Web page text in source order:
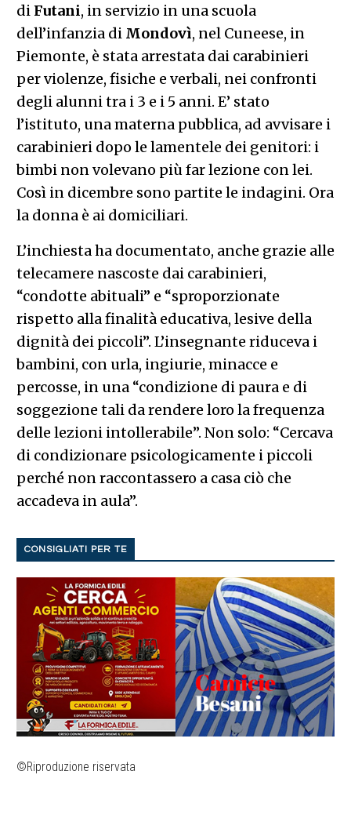
di Futani, in servizio in una scuola
dell’infanzia di Mondovì, nel Cuneese, in
Piemonte, è stata arrestata dai carabinieri
per violenze, fisiche e verbali, nei confronti
degli alunni tra i 3 e i 5 anni. E’ stato
l’istituto, una materna pubblica, ad avvisare i
carabinieri dopo le lamentele dei genitori: i
bimbi non volevano più far lezione con lei.
Così in dicembre sono partite le indagini. Ora
la donna è ai domiciliari.
L’inchiesta ha documentato, anche grazie alle
telecamere nascoste dai carabinieri,
“condotte abituali” e “sproporzionate
rispetto alla finalità educativa, lesive della
dignità dei piccoli”. L’insegnante riduceva i
bambini, con urla, ingiurie, minacce e
percosse, in una “condizione di paura e di
soggezione tali da rendere loro la frequenza
delle lezioni intollerabile”. Non solo: “Cercava
di condizionare psicologicamente i piccoli
perché non raccontassero a casa ciò che
accadeva in aula”.
CONSIGLIATI PER TE
©Riproduzione riservata